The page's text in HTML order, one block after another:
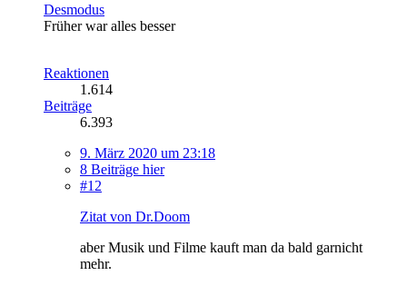
Desmodus
Früher war alles besser
Reaktionen
1.614
Beiträge
6.393
9. März 2020 um 23:18
8 Beiträge hier
#12
Zitat von Dr.Doom
aber Musik und Filme kauft man da bald garnicht
mehr.